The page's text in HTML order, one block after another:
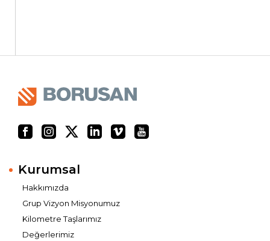
Kurumsal
Hakkımızda
Grup Vizyon Misyonumuz
Kilometre Taşlarımız
Değerlerimiz